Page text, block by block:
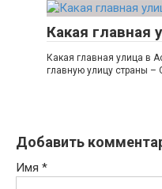
Какая главная
Какая главная улица в
главную улицу страны
Добавить
Имя *